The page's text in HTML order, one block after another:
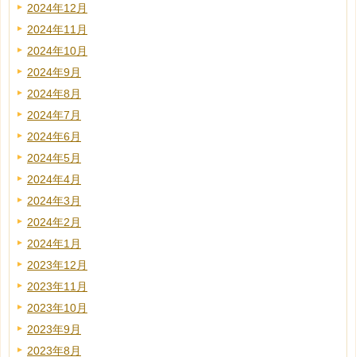
2024年12月
2024年11月
2024年10月
2024年9月
2024年8月
2024年7月
2024年6月
2024年5月
2024年4月
2024年3月
2024年2月
2024年1月
2023年12月
2023年11月
2023年10月
2023年9月
2023年8月